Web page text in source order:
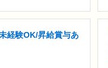
経験OK/昇給賞与あ